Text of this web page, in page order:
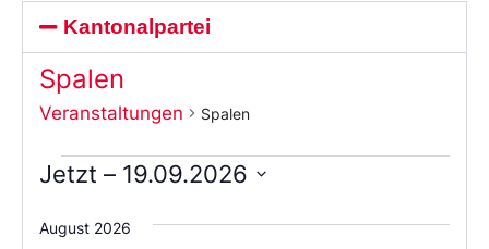
Kantonalpartei
Spalen
Veranstaltungen Spalen
Jetzt – 19.09.2026
Sie
das
August 2026